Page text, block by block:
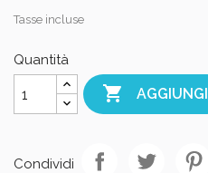
Tasse incluse
Quantità
 AGGIUNGI
Condividi